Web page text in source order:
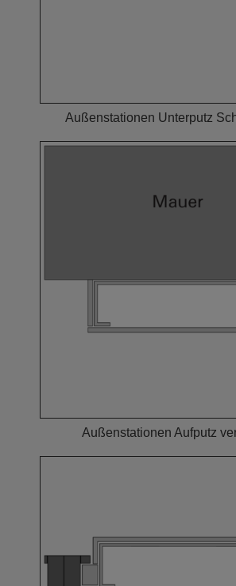
Außenstationen Unterputz
Außenstationen Aufputz